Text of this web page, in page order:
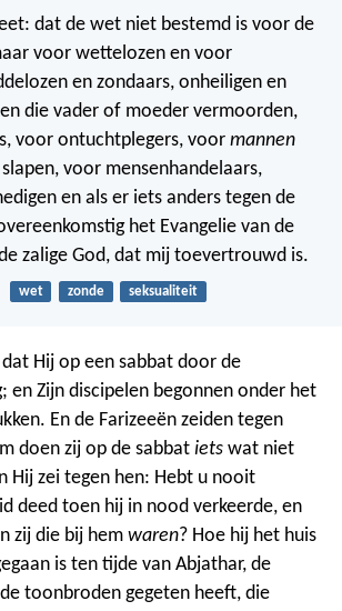
dat de wet niet bestemd is voor de
voor wettelozen en voor
en zondaars, onheiligen en
die vader of moeder vermoorden,
voor ontuchtplegers, voor mannen
voor mensenhandelaars,
en als er iets anders tegen de
het Evangelie van de
zalige God, dat mij toevertrouwd is.
wet zonde seksualiteit
Hij op een sabbat door de
en Zijn discipelen begonnen onder het
En de Farizeeën zeiden tegen
doen zij op de sabbat iets wat niet
Hij zei tegen hen: Hebt u nooit
deed toen hij in nood verkeerde, en
zij die bij hem waren? Hoe hij het huis
is ten tijde van Abjathar, de
toonbroden gegeten heeft, die